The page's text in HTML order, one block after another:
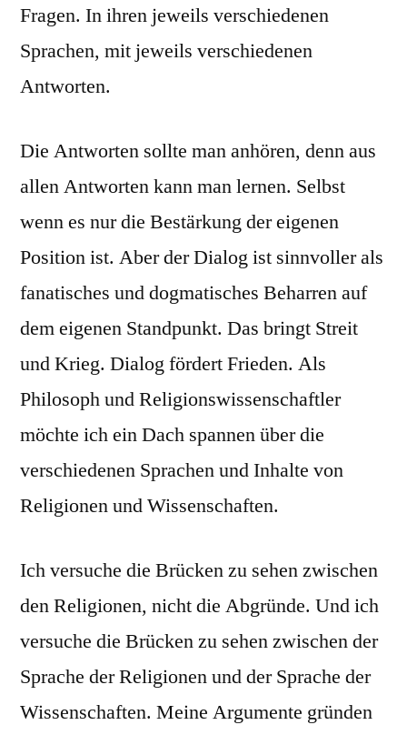
Fragen. In ihren jeweils verschiedenen
Sprachen, mit jeweils verschiedenen
Antworten.
Die Antworten sollte man anhören, denn aus
allen Antworten kann man lernen. Selbst
wenn es nur die Bestärkung der eigenen
Position ist. Aber der Dialog ist sinnvoller als
fanatisches und dogmatisches Beharren auf
dem eigenen Standpunkt. Das bringt Streit
und Krieg. Dialog fördert Frieden. Als
Philosoph und Religionswissenschaftler
möchte ich ein Dach spannen über die
verschiedenen Sprachen und Inhalte von
Religionen und Wissenschaften.
Ich versuche die Brücken zu sehen zwischen
den Religionen, nicht die Abgründe. Und ich
versuche die Brücken zu sehen zwischen der
Sprache der Religionen und der Sprache der
Wissenschaften. Meine Argumente gründen